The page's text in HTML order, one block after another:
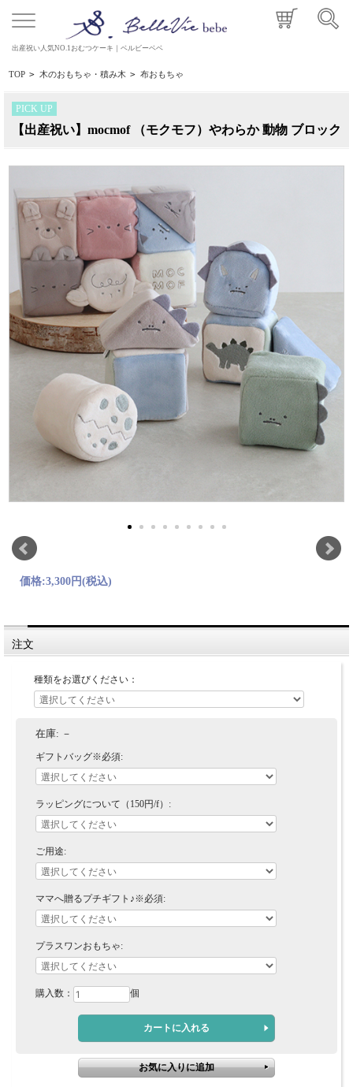
出産祝い人気NO.1おむつケーキ｜ベルビーベベ
TOP > 木のおもちゃ・積み木 > 布おもちゃ
PICK UP
【出産祝い】mocmof （モクモフ）やわらか 動物 ブロック
価格:3,300円(税込)
注文
種類をお選びください：
在庫: －
ギフトバッグ※必須:
ラッピングについて（150円/f）:
ご用途:
ママへ贈るプチギフト♪※必須:
プラスワンおもちゃ:
購入数： 個